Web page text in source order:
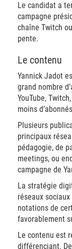
Le candidat a
campagne
chaîne Twitch
pente.
Le contenu
Yannick Jadot
grand nombre
YouTube,
moins
Plusieurs
principaux
pédagogie, de
meetings, ou
campagne de
La stratégie
réseaux
notations de
favorablement
Le contenu est
différenciant.